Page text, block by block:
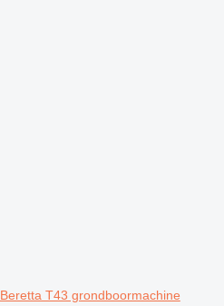
Beretta T43 grondboormachine